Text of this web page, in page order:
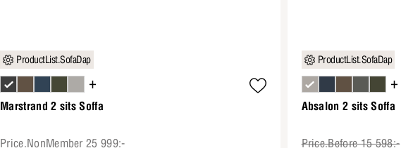
ProductList.SofaDap
+
Marstrand 2 sits Soffa
Price.NonMember 25 999:-
ProductList.SofaDap
+
Absalon 2 sits Soffa
Price.Before 15 598:-